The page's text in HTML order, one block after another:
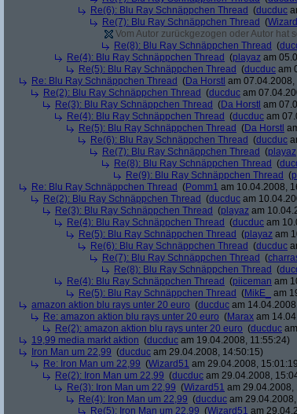
Re(6): Blu Ray Schnäppchen Thread (ducduc
Re(7): Blu Ray Schnäppchen Thread (
Vom Autor zurückgezogen oder Autor hat
Re(8): Blu Ray Schnäppchen Thread (
Re(4): Blu Ray Schnäppchen Thread (playaz am
Re(5): Blu Ray Schnäppchen Thread (ducduc am
Re: Blu Ray Schnäppchen Thread (Da Horstl am 07.04.2008,
Re(2): Blu Ray Schnäppchen Thread (ducduc am
Re(3): Blu Ray Schnäppchen Thread (Da Horstl am
Re(4): Blu Ray Schnäppchen Thread (ducduc am
Re(5): Blu Ray Schnäppchen Thread (Da Horstl
Re(6): Blu Ray Schnäppchen Thread (ducduc
Re(7): Blu Ray Schnäppchen Thread (playaz
Re(8): Blu Ray Schnäppchen Thread (
Re(9): Blu Ray Schnäppchen Thread (
Re: Blu Ray Schnäppchen Thread (Pomm1 am 10.04.2008,
Re(2): Blu Ray Schnäppchen Thread (ducduc am
Re(3): Blu Ray Schnäppchen Thread (playaz am
Re(4): Blu Ray Schnäppchen Thread (ducduc am
Re(5): Blu Ray Schnäppchen Thread (playaz am
Re(6): Blu Ray Schnäppchen Thread (ducduc
Re(7): Blu Ray Schnäppchen Thread (
Re(8): Blu Ray Schnäppchen Thread (
Re(4): Blu Ray Schnäppchen Thread (piiceman am
Re(5): Blu Ray Schnäppchen Thread (MikE_
am
amazon aktion blu rays unter 20 euro (ducduc am
Re: amazon aktion blu rays unter 20 euro (Marax am
Re(2): amazon aktion blu rays unter 20 euro (ducduc
19,99 media markt aktion (ducduc am 19.04.2008, 11:55:24)
Iron Man um 22,99 (ducduc am 29.04.2008, 14:50:15)
Re: Iron Man um 22,99 (Wizard51 am 29.04.2008,
Re(2): Iron Man um 22,99 (ducduc am 29.04.2008,
Re(3): Iron Man um 22,99 (Wizard51 am 29.04.2008,
Re(4): Iron Man um 22,99 (ducduc am
Re(5): Iron Man um 22,99 (Wizard51 am